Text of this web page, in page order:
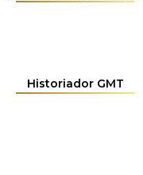
Historiador GMT